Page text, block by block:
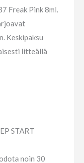
Freak Pink 8ml.
Keskipaksu
litteällä
START
noin 30